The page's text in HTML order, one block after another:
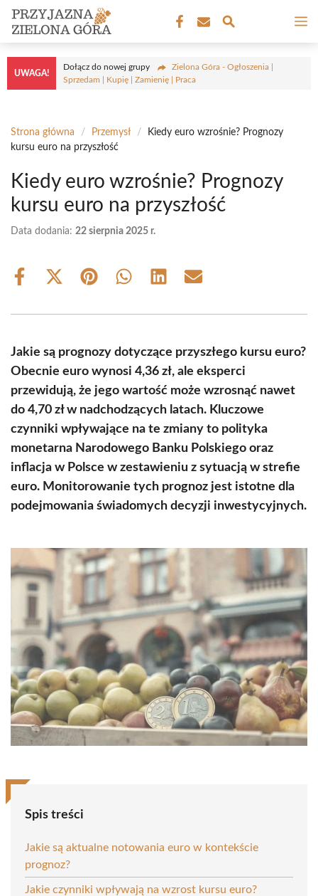
Przejdź
treści
UWAGA!
Dołącz do nowej grupy
Zielona Góra - Ogłoszenia |
Sprzedam | Kupię | Zamienię | Praca
Strona główna / Przemysł /
Kiedy euro wzrośnie? Prognozy
kursu euro na przyszłość
Kiedy euro wzrośnie? Prognozy
kursu euro na przyszłość
Data dodania: 22 sierpnia 2025 r.
Share
Share
(Twitter)
Share Share Share Share
Jakie są prognozy dotyczące przyszłego kursu euro?
Obecnie euro wynosi 4,36 zł, ale eksperci
przewidują, że jego wartość może wzrosnąć nawet
do 4,70 zł w nadchodzących latach. Kluczowe
czynniki wpływające na te zmiany to polityka
monetarna Narodowego Banku Polskiego oraz
inflacja w Polsce w zestawieniu z sytuacją w strefie
euro. Monitorowanie tych prognoz jest istotne dla
podejmowania świadomych decyzji inwestycyjnych.
Spis treści
Jakie są aktualne notowania euro w kontekście
prognoz?
Jakie czynniki wpływają na wzrost kursu euro?